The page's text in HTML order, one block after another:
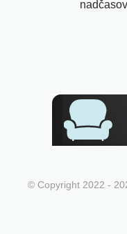
© Copyright 2022 -